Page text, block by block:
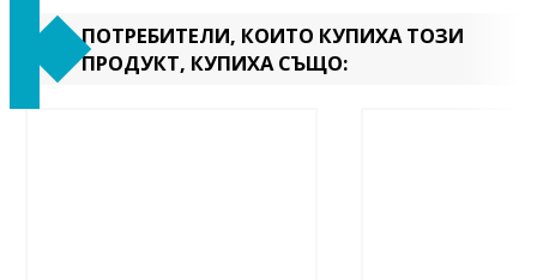
ПОТРЕБИТЕЛИ, КОИТО КУПИХА ТОЗИ
ПРОДУКТ, КУПИХА СЪЩО: